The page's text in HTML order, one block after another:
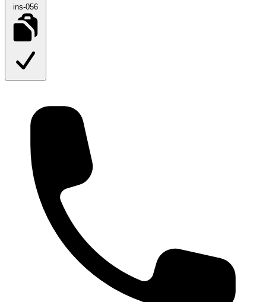
ins-056